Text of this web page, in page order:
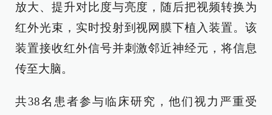
放大、提升对比度与亮度，随后把视频转换为
红外光束，实时投射到视网膜下植入装置。该
装置接收红外信号并刺激邻近神经元，将信息
传至大脑。
共38名患者参与临床研究，他们视力严重受